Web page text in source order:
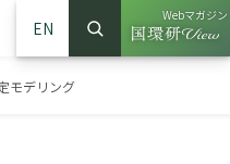
EN
サイト内検索
検索
Webマガジン
（別ウイ
モデリング